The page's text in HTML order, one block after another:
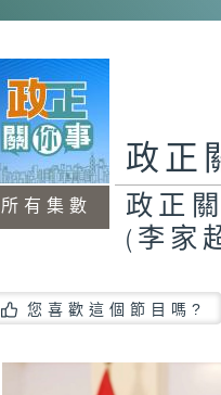
所有集數
政正
政正
(李家
您喜歡這個節目嗎?